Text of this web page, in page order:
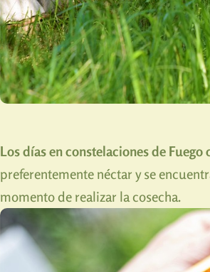
Los días en constelaciones de Fuego
preferentemente néctar y se
momento de realizar la cosecha.